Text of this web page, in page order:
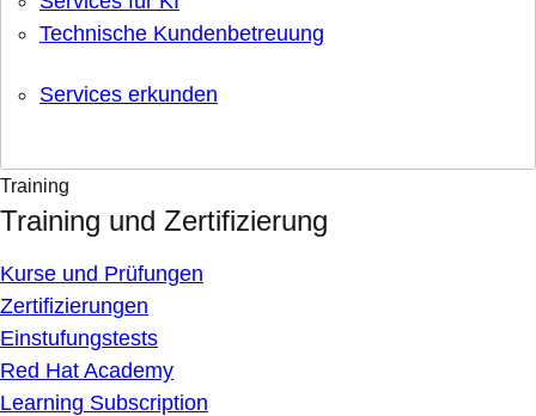
Technische Kundenbetreuung
Services erkunden
Training
Training und Zertifizierung
Kurse und Prüfungen
Zertifizierungen
Einstufungstests
Red Hat Academy
Learning Subscription